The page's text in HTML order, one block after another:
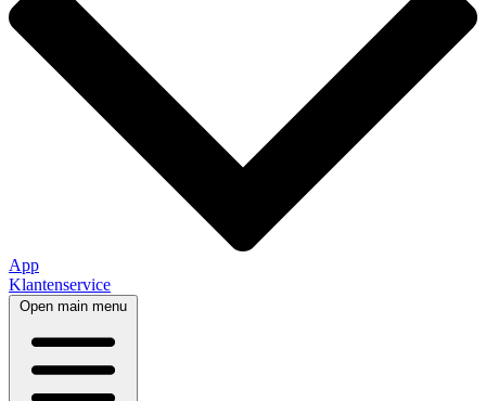
App
Klantenservice
Open main menu